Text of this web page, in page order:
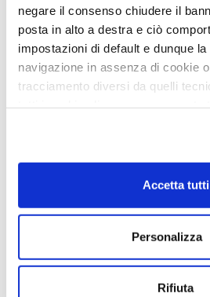
negare il consenso chiudere il
posta in alto a destra e ciò
impostazioni di default e dunque
navigazione in assenza di cookie
tracciamento diversi da quelli
su acconsento selezionati. Se
qui. Cliccando sul tasto
Accetta tutti
Personalizza
Rifiuta
Panel solar 200 w con
Toldo antracita
Toma exterior de gas y
el garaje